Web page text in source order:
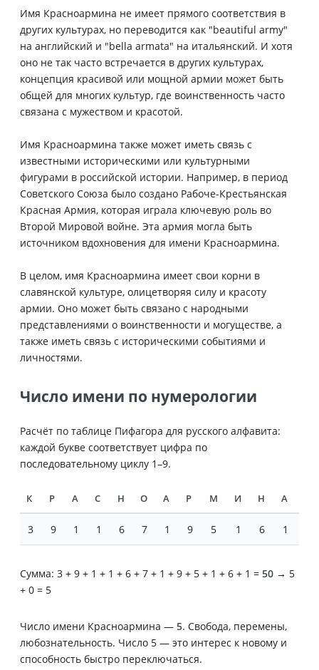
Имя Красноармина не имеет прямого соответствия в
других культурах, но переводится как "beautiful army"
на английский и "bella armata" на итальянский. И хотя
оно не так часто встречается в других культурах,
концепция красивой или мощной армии может быть
общей для многих культур, где воинственность часто
связана с мужеством и красотой.
Имя Красноармина также может иметь связь с
известными историческими или культурными
фигурами в российской истории. Например, в период
Советского Союза было создано Рабоче-Крестьянская
Красная Армия, которая играла ключевую роль во
Второй Мировой войне. Эта армия могла быть
источником вдохновения для имени Красноармина.
В целом, имя Красноармина имеет свои корни в
славянской культуре, олицетворяя силу и красоту
армии. Оно может быть связано с народными
представлениями о воинственности и могуществе, а
также иметь связь с историческими событиями и
личностями.
Число имени по нумерологии
Расчёт по таблице Пифагора для русского алфавита:
каждой букве соответствует цифра по
последовательному циклу 1–9.
К Р А С Н О А Р М И Н А
3 9 1 1 6 7 1 9 5 1 6 1
Сумма: 3 + 9 + 1 + 1 + 6 + 7 + 1 + 9 + 5 + 1 + 6 + 1 = 50 → 5
+ 0 = 5
Число имени Красноармина — 5. Свобода, перемены,
любознательность. Число 5 — это интерес к новому и
способность быстро переключаться.